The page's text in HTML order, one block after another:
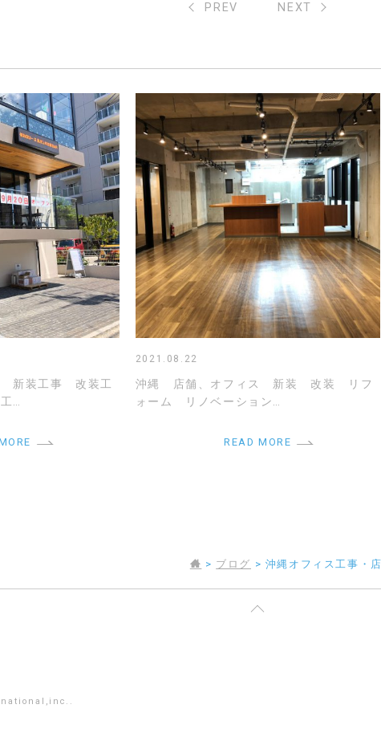
PREV NEXT
新装工事 改装工
…
2021.08.22
沖縄 店舗、オフィス 新装 改装 リフ
ォーム リノベーション…
READ MORE
> ブログ > 沖縄オフィス工事・